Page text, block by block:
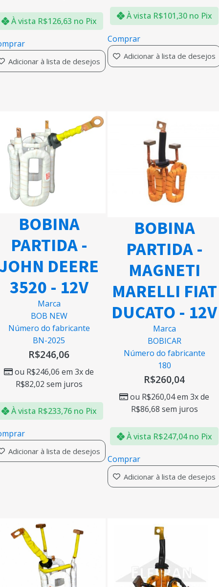
À vista R$126,63 no Pix
Adicionar à lista de desejos
À vista R$101,30 no Pix
Comprar
Adicionar à lista de desejos
BOBINA
PARTIDA -
DEERE
3520 - 12V
Marca
BOB NEW
Número do fabricante
BN-2025
R$246,06
ou R$246,06 em 3x de
R$82,02 sem juros
À vista R$233,76 no Pix
Adicionar à lista de desejos
BOBINA
PARTIDA -
MAGNETI
MARELLI FIAT
DUCATO - 12V
Marca
BOBICAR
Número do fabricante
180
R$260,04
ou R$260,04em 3x de
R$86,68 sem juros
À vista R$247,04 no Pix
Comprar
Adicionar à lista de desejos